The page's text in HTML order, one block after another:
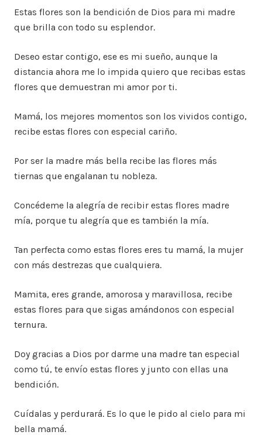
Estas flores son la bendición de Dios para mi madre
que brilla con todo su esplendor.
Deseo estar contigo, ese es mi sueño, aunque la
distancia ahora me lo impida quiero que recibas estas
flores que demuestran mi amor por ti.
Mamá, los mejores momentos son los vividos contigo,
recibe estas flores con especial cariño.
Por ser la madre más bella recibe las flores más
tiernas que engalanan tu nobleza.
Concédeme la alegría de recibir estas flores madre
mía, porque tu alegría que es también la mía.
Tan perfecta como estas flores eres tu mamá, la mujer
con más destrezas que cualquiera.
Mamita, eres grande, amorosa y maravillosa, recibe
estas flores para que sigas amándonos con especial
ternura.
Doy gracias a Dios por darme una madre tan especial
como tú, te envío estas flores y junto con ellas una
bendición.
Cuídalas y perdurará. Es lo que le pido al cielo para mi
bella mamá.